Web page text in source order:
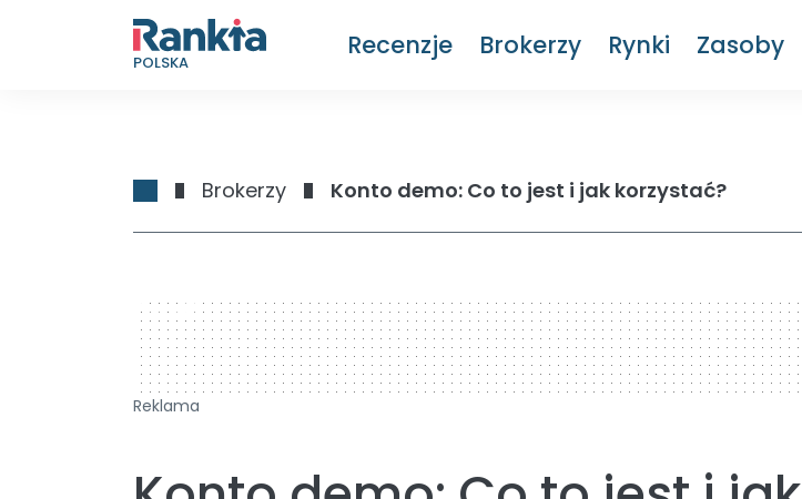
POLSKA
Recenzje Brokerzy Rynki Zasoby
Brokerzy Konto demo: Co to jest i jak korzystać?
728 x 90
Reklama